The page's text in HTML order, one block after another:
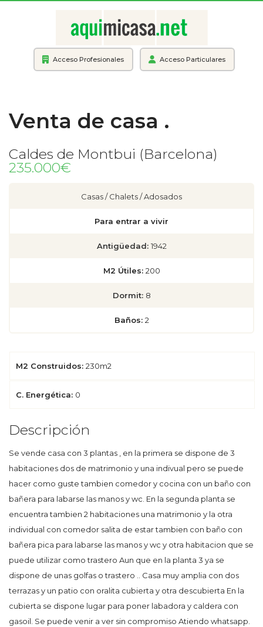
Acceso Profesionales Acceso Particulares
Venta de casa .
Caldes de Montbui (Barcelona)
235.000€
Casas / Chalets / Adosados
Para entrar a vivir
Antigüedad: 1942
M2 Útiles: 200
Dormit: 8
Baños: 2
M2 Construidos: 230m2
C. Energética: 0
Descripción
Se vende casa con 3 plantas , en la primera se dispone de 3
habitaciones dos de matrimonio y una indivual pero se puede
hacer como guste tambien comedor y cocina con un baño con
bañera para labarse las manos y wc. En la segunda planta se
encuentra tambien 2 habitaciones una matrimonio y la otra
individual con comedor salita de estar tambien con baño con
bañera pica para labarse las manos y wc y otra habitacion que se
puede utilizar como trastero Aun que en la planta 3 ya se
dispone de unas golfas o trastero .. Casa muy amplia con dos
terrazas y un patio con oralita cubierta y otra descubierta En la
cubierta se dispone lugar para poner labadora y caldera con
gasoil. Se puede venir a ver sin compromiso Atiendo whatsapp.